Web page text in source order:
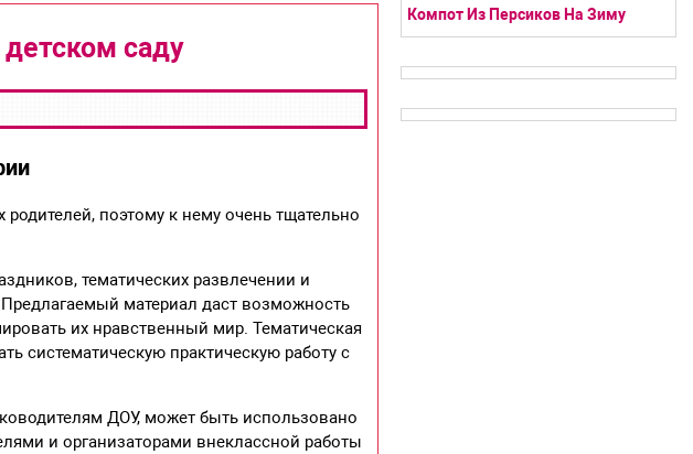
саду
поэтому к нему очень тщательно
тематических развлечении и
материал даст возможность
их нравственный мир. Тематическая
систематическую практическую работу с
ДОУ, может быть использовано
и организаторами внеклассной работы
Компот Из Персиков На Зиму